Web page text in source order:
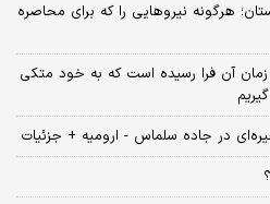
هرگونه نیروهایی را که برای محاصره
آن فرا رسیده است که به خود متکی